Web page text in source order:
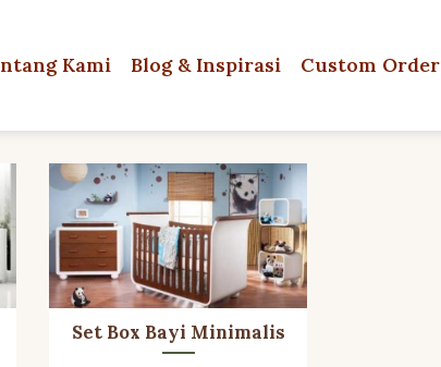
Kami Blog & Inspirasi Custom Order
Set Box Bayi Minimalis